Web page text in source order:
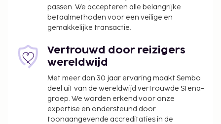
passen. We accepteren alle belangrijke
betaalmethoden voor een veilige en
gemakkelijke transactie.
Vertrouwd door reizigers
wereldwijd
Met meer dan 30 jaar ervaring maakt Sembo
deel uit van de wereldwijd vertrouwde Stena-
groep. We worden erkend voor onze
expertise en ondersteund door
toonaangevende accreditaties in de